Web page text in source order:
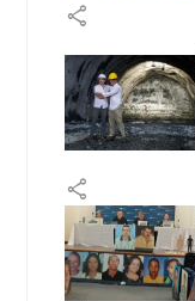
share
share